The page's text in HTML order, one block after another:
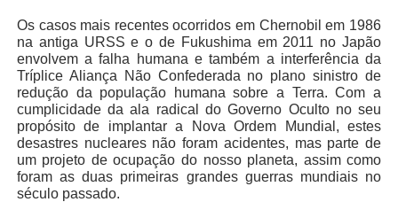
Os casos mais recentes ocorridos em Chernobil em 1986
na antiga URSS e o de Fukushima em 2011 no Japão
envolvem a falha humana e também a interferência da
Tríplice Aliança Não Confederada no plano sinistro de
redução da população humana sobre a Terra. Com a
cumplicidade da ala radical do Governo Oculto no seu
propósito de implantar a Nova Ordem Mundial, estes
desastres nucleares não foram acidentes, mas parte de
um projeto de ocupação do nosso planeta, assim como
foram as duas primeiras grandes guerras mundiais no
século passado.